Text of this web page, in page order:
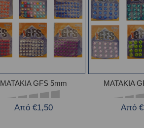
ΜΑΤΑΚΙΑ GFS 5mm
Από €1,50
ΜΑΤΑΚΙΑ
Από